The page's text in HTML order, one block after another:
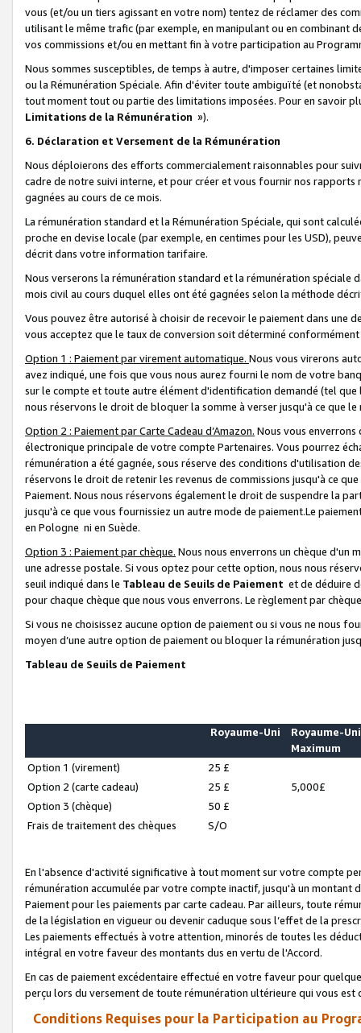
vous (et/ou un tiers agissant en votre nom) tentez de réclamer des
utilisant le même trafic (par exemple, en manipulant ou en combinant
vos commissions et/ou en mettant fin à votre participation au
Nous sommes susceptibles, de temps à autre, d'imposer certaines
ou la Rémunération Spéciale. Afin d'éviter toute ambiguïté (et
tout moment tout ou partie des limitations imposées. Pour en savoir
Limitations de la Rémunération »).
6. Déclaration et Versement de la Rémunération
Nous déploierons des efforts commercialement raisonnables pour
cadre de notre suivi interne, et pour créer et vous fournir nos
gagnées au cours de ce mois.
La rémunération standard et la Rémunération Spéciale, qui sont
proche en devise locale (par exemple, en centimes pour les USD),
décrit dans votre information tarifaire.
Nous verserons la rémunération standard et la rémunération spéciale
mois civil au cours duquel elles ont été gagnées selon la méthode
Vous pouvez être autorisé à choisir de recevoir le paiement dans une
vous acceptez que le taux de conversion soit déterminé
Option 1 : Paiement par virement automatique. Nous vous virerons
avez indiqué, une fois que vous nous aurez fourni le nom de votre
sur le compte et toute autre élément d'identification demandé (tel que
nous réservons le droit de bloquer la somme à verser jusqu'à ce que
Option 2 : Paiement par Carte Cadeau d’Amazon. Nous vous
électronique principale de votre compte Partenaires. Vous pourrez
rémunération a été gagnée, sous réserve des conditions d'utilisation
réservons le droit de retenir les revenus de commissions jusqu'à ce
Paiement. Nous nous réservons également le droit de suspendre la
jusqu'à ce que vous fournissiez un autre mode de paiement.Le
en Pologne ni en Suède.
Option 3 : Paiement par chèque. Nous nous enverrons un chèque d'un
une adresse postale. Si vous optez pour cette option, nous nous
seuil indiqué dans le Tableau de Seuils de Paiement et de déduire
pour chaque chèque que nous vous enverrons. Le règlement par
Si vous ne choisissez aucune option de paiement ou si vous ne nous
moyen d’une autre option de paiement ou bloquer la rémunération
Tableau de Seuils de Paiement
Royaume-Uni
Royaume-Uni
Maximum
Option 1 (virement)
25 £
Option 2 (carte cadeau)
25 £
5,000£
Option 3 (chèque)
50 £
Frais de traitement des chèques
S/O
En l'absence d'activité significative à tout moment sur votre compte
rémunération accumulée par votre compte inactif, jusqu'à un montant
Paiement pour les paiements par carte cadeau. Par ailleurs, toute
de la législation en vigueur ou devenir caduque sous l’effet de la
Les paiements effectués à votre attention, minorés de toutes les
intégral en votre faveur des montants dus en vertu de l'Accord.
En cas de paiement excédentaire effectué en votre faveur pour
perçu lors du versement de toute rémunération ultérieure qui vous est
Conditions Requises pour la Participation au